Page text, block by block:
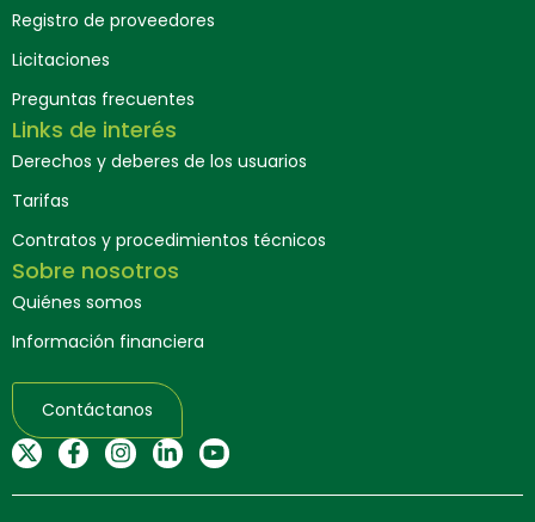
Registro de proveedores
Licitaciones
Preguntas frecuentes
Links de interés
Derechos y deberes de los usuarios
Tarifas
Contratos y procedimientos técnicos
Sobre nosotros
Quiénes somos
Información financiera
Contáctanos